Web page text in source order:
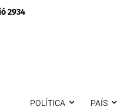
2934
POLÍTICA PAÍS